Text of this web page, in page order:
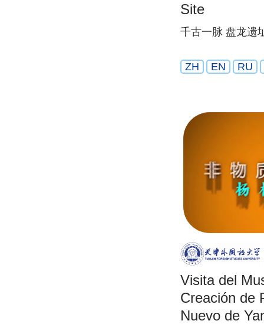
Site
千古一脉 盘龙遗
ZH EN RU
Visita del
Creación de
Nuevo de